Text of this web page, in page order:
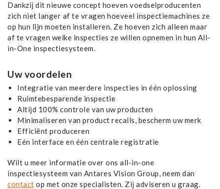
Dankzij dit nieuwe concept hoeven voedselproducenten
zich niet langer af te vragen hoeveel inspectiemachines ze
op hun lijn moeten installeren. Ze hoeven zich alleen maar
af te vragen welke inspecties ze willen opnemen in hun All-
in-One inspectiesysteem.
Uw voordelen
Integratie van meerdere inspecties in één oplossing
Ruimtebesparende inspectie
Altijd 100% controle van uw producten
Minimaliseren van product recalls, bescherm uw merk
Efficiënt produceren
Eén interface en één centrale registratie
Wilt u meer informatie over ons all-in-one
inspectiesysteem van Antares Vision Group, neem dan
contact op met onze specialisten. Zij adviseren u graag.